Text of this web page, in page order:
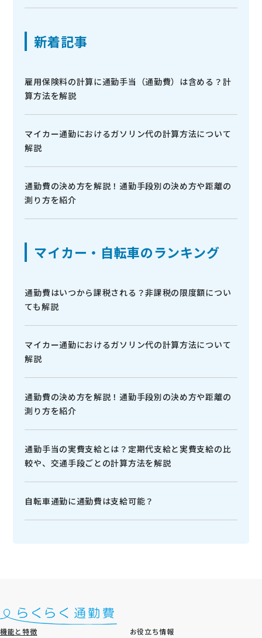
新着記事
雇用保険料の計算に通勤手当（通勤費）は含める？計
算方法を解説
マイカー通勤におけるガソリン代の計算方法について
解説
通勤費の決め方を解説！通勤手段別の決め方や距離の
測り方を紹介
マイカー・自転車のランキング
通勤費はいつから課税される？非課税の限度額につい
ても解説
マイカー通勤におけるガソリン代の計算方法について
解説
通勤費の決め方を解説！通勤手段別の決め方や距離の
測り方を紹介
通勤手当の実費支給とは？定期代支給と実費支給の比
較や、交通手段ごとの計算方法を解説
自転車通勤に通勤費は支給可能？
機能と特徴 お役立ち情報